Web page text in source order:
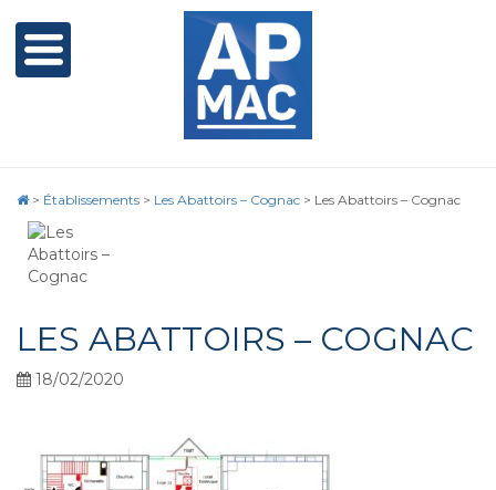
> Établissements > Les Abattoirs – Cognac > Les Abattoirs – Cognac
LES ABATTOIRS – COGNAC
18/02/2020